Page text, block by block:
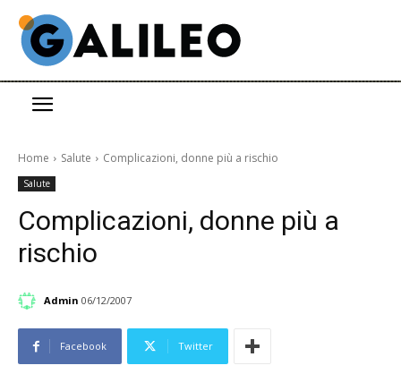
Home Salute Complicazioni, donne più a rischio
Salute
Complicazioni, donne più a
rischio
Admin 06/12/2007
Facebook Twitter